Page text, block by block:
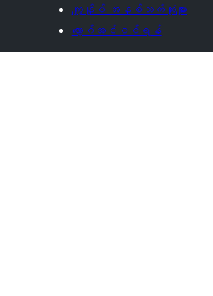
ကျွန်ုပ် အနှစ်သက်ဆုံးများ
လော့ဂ်အင်ဝင်ရန်